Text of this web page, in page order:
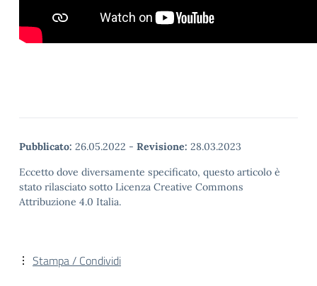
Pubblicato: 26.05.2022 - Revisione: 28.03.2023
Eccetto dove diversamente specificato, questo articolo è
stato rilasciato sotto Licenza Creative Commons
Attribuzione 4.0 Italia.
Stampa / Condividi